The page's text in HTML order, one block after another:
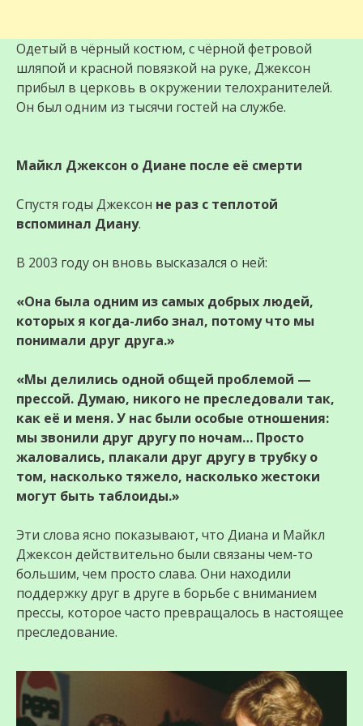
Одетый в чёрный костюм, с чёрной фетровой
шляпой и красной повязкой на руке, Джексон
прибыл в церковь в окружении телохранителей.
Он был одним из тысячи гостей на службе.
Майкл Джексон о Диане после её смерти
Спустя годы Джексон не раз с теплотой
вспоминал Диану.
В 2003 году он вновь высказался о ней:
«Она была одним из самых добрых людей,
которых я когда-либо знал, потому что мы
понимали друг друга.»
«Мы делились одной общей проблемой —
прессой. Думаю, никого не преследовали так,
как её и меня. У нас были особые отношения:
мы звонили друг другу по ночам… Просто
жаловались, плакали друг другу в трубку о
том, насколько тяжело, насколько жестоки
могут быть таблоиды.»
Эти слова ясно показывают, что Диана и Майкл
Джексон действительно были связаны чем-то
большим, чем просто слава. Они находили
поддержку друг в друге в борьбе с вниманием
прессы, которое часто превращалось в настоящее
преследование.